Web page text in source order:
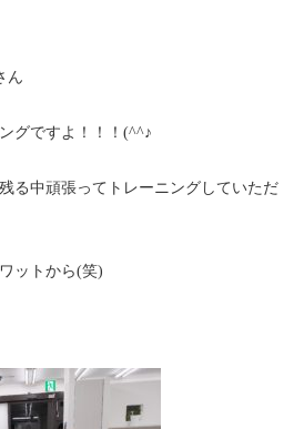
ん
グですよ！！！(^^♪
る中頑張ってトレーニングしていただ
ットから(笑)